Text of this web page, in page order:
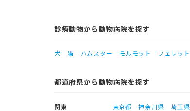
診療動物から動物病院を探す
犬 猫 ハムスター モルモット フェレット
都道府県から動物病院を探す
関東 東京都 神奈川県 埼玉県